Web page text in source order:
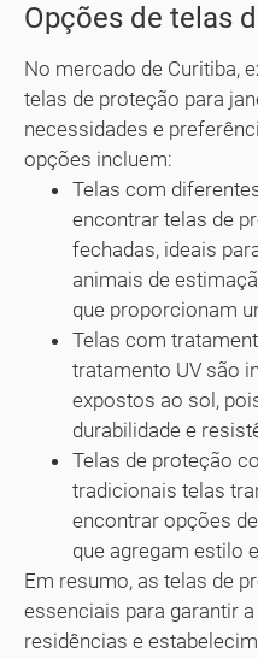
Opções de telas
No mercado de Curitiba,
telas de proteção para
necessidades e
opções incluem:
Telas com
encontrar telas de
fechadas, ideais
animais de
que proporcionam
Telas com
tratamento UV são
expostos ao sol,
durabilidade e
Telas de proteção
tradicionais telas
encontrar opções
que agregam estilo
Em resumo, as telas de
essenciais para garantir
residências e